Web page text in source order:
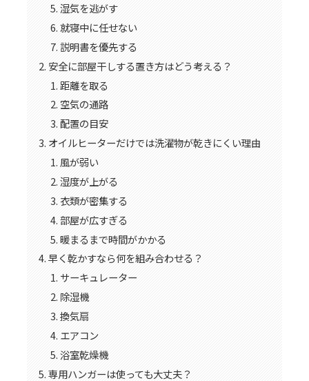
湿気を逃がす
就寝中に任せない
説明書を優先する
安全に部屋干しする置き方はどう考える？
距離を取る
空気の通路
配置の目安
オイルヒーターだけでは洗濯物が乾きにくい理由
風が弱い
湿度が上がる
衣類が密集する
部屋が広すぎる
暖まるまで時間がかかる
早く乾かすなら何を組み合わせる？
サーキュレーター
除湿機
換気扇
エアコン
浴室乾燥機
専用ハンガーは使っても大丈夫？